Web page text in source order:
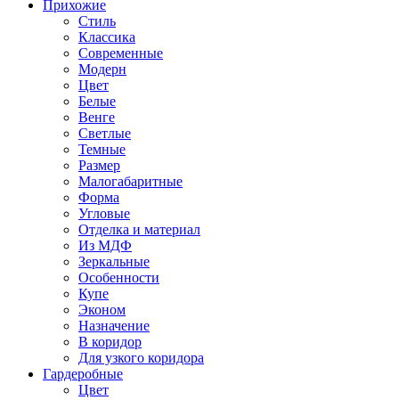
Прихожие
Стиль
Классика
Современные
Модерн
Цвет
Белые
Венге
Светлые
Темные
Размер
Малогабаритные
Форма
Угловые
Отделка и материал
Из МДФ
Зеркальные
Особенности
Купе
Эконом
Назначение
В коридор
Для узкого коридора
Гардеробные
Цвет